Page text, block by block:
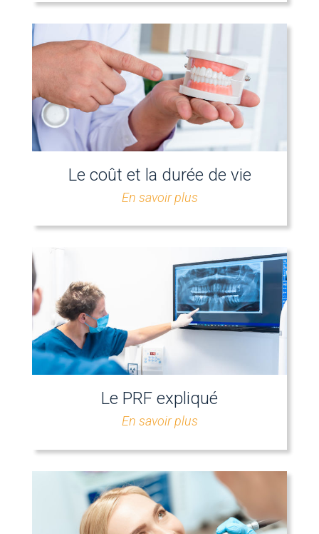
Le coût et la durée de vie
En savoir plus
Le PRF expliqué
En savoir plus